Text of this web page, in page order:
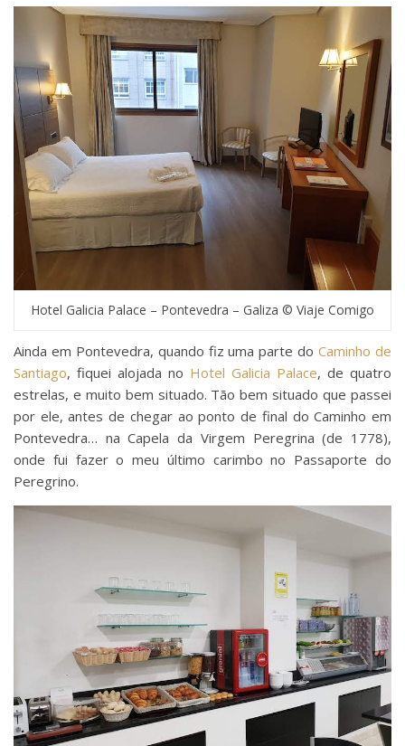
Hotel Galicia Palace – Pontevedra – Galiza © Viaje Comigo
Ainda em Pontevedra, quando fiz uma parte doCaminho de
Santiago, fiquei alojada no Hotel Galicia Palace, de quatro
estrelas, e muito bem situado. Tão bem situado que passei
por ele, antes de chegar ao ponto de final do Caminho em
Pontevedra… na Capela da Virgem Peregrina (de 1778),
onde fui fazer o meu último carimbo no Passaporte do
Peregrino.